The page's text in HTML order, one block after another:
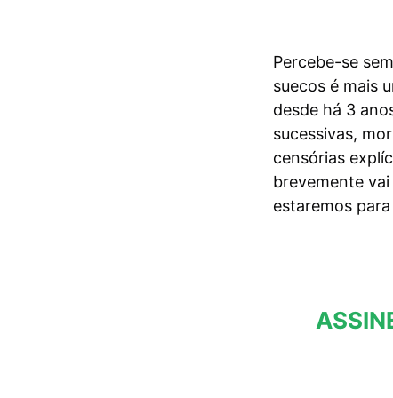
Percebe-se
suecos é mais
desde há 3
sucessivas,
censórias
brevemente
estaremos